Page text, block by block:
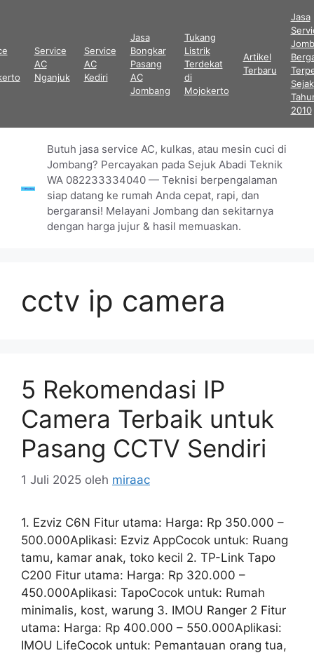
Service
AC
Nganjuk
Service
AC
Kediri
Jasa
Bongkar
Pasang
AC
Jombang
Tukang
Listrik
Terdekat
di
Mojokerto
Artikel
Terbaru
Jasa
Sejak
2010
Butuh jasa service AC, kulkas, atau mesin cuci di
Jombang? Percayakan pada Sejuk Abadi Teknik
WA 082233334040 — Teknisi berpengalaman
siap datang ke rumah Anda cepat, rapi, dan
bergaransi! Melayani Jombang dan sekitarnya
dengan harga jujur & hasil memuaskan.
cctv ip camera
5 Rekomendasi IP
Camera Terbaik untuk
Pasang CCTV Sendiri
1 Juli 2025 oleh miraac
1. Ezviz C6N Fitur utama: Harga: Rp 350.000 –
500.000Aplikasi: Ezviz AppCocok untuk: Ruang
tamu, kamar anak, toko kecil 2. TP-Link Tapo
C200 Fitur utama: Harga: Rp 320.000 –
450.000Aplikasi: TapoCocok untuk: Rumah
minimalis, kost, warung 3. IMOU Ranger 2 Fitur
utama: Harga: Rp 400.000 – 550.000Aplikasi:
IMOU LifeCocok untuk: Pemantauan orang tua,